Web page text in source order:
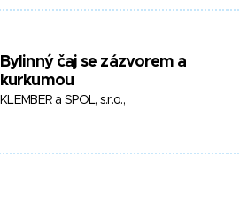
Bylinný čaj se zázvorem a
kurkumou
KLEMBER a SPOL, s.r.o.,